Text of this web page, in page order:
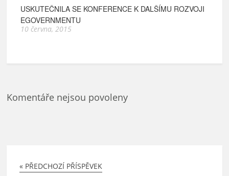
USKUTEČNILA SE KONFERENCE K DALŠÍMU ROZVOJI
EGOVERNMENTU
10 června, 2015
Komentáře nejsou povoleny
« PŘEDCHOZÍ PŘÍSPĚVEK